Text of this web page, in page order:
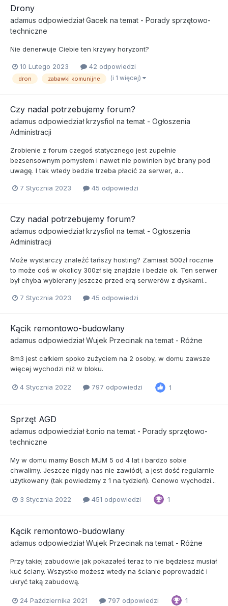
Drony
adamus odpowiedziałGacek na temat - Porady sprzętowo-
techniczne
Nie denerwuje Ciebie ten krzywy horyzont?
10 Lutego 2023 42 odpowiedzi
dron zabawki komunijne (i 1 więcej)
Czy nadal potrzebujemy forum?
adamus odpowiedziałkrzysfiol na temat - Ogłoszenia
Administracji
Zrobienie z forum czegoś statycznego jest zupełnie
bezsensownym pomysłem i nawet nie powinien być brany pod
uwagę. I tak wtedy bedzie trzeba płacić za serwer, a...
7 Stycznia 2023 45 odpowiedzi
Czy nadal potrzebujemy forum?
adamus odpowiedziałkrzysfiol na temat - Ogłoszenia
Administracji
Może wystarczy znaleźć tańszy hosting? Zamiast 500zł rocznie
to może coś w okolicy 300zł się znajdzie i bedzie ok. Ten serwer
był chyba wybierany jeszcze przed erą serwerów z dyskami...
7 Stycznia 2023 45 odpowiedzi
Kącik remontowo-budowlany
adamus odpowiedziałWujek Przecinak na temat - Różne
8m3 jest całkiem spoko zużyciem na 2 osoby, w domu zawsze
więcej wychodzi niż w bloku.
4 Stycznia 2022 797 odpowiedzi 1
Sprzęt AGD
adamus odpowiedziałŁonio na temat - Porady sprzętowo-
techniczne
My w domu mamy Bosch MUM 5 od 4 lat i bardzo sobie
chwalimy. Jeszcze nigdy nas nie zawiódł, a jest dość regularnie
użytkowany (tak powiedzmy z 1 na tydzień). Cenowo wychodzi...
3 Stycznia 2022 451 odpowiedzi 1
Kącik remontowo-budowlany
adamus odpowiedziałWujek Przecinak na temat - Różne
Przy takiej zabudowie jak pokazałeś teraz to nie będziesz musiał
kuć ściany. Wszystko możesz wtedy na ścianie poprowadzić i
ukryć taką zabudową.
24 Października 2021 797 odpowiedzi 1